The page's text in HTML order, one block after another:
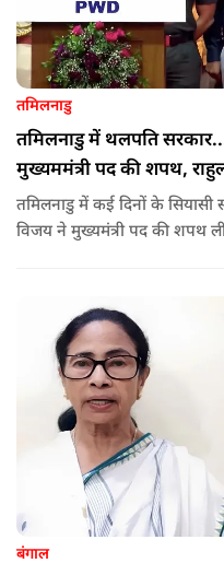
तमिलनाडु
तमिलनाडु में थलपति
मुख्यममंत्री पद की शपथ,
तमिलनाडु में कई दिनों के
विजय ने मुख्यमंत्री पद की शपथ
बंगाल